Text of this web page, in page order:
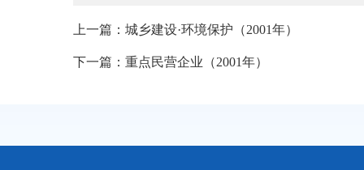
上一篇：城乡建设·环境保护（2001年）
下一篇：重点民营企业（2001年）